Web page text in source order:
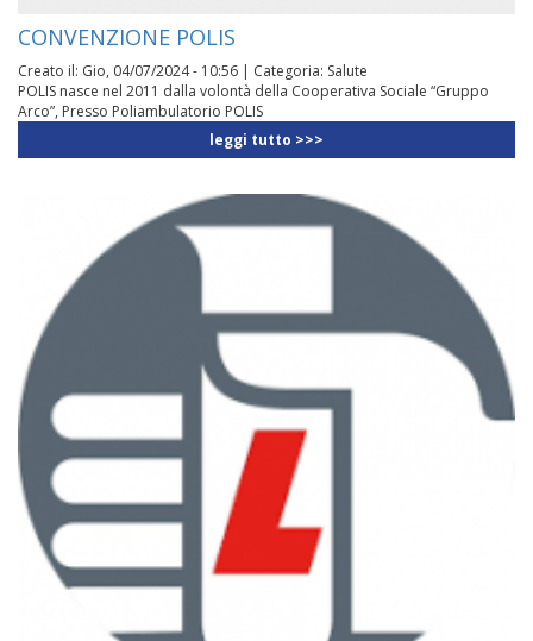
CONVENZIONE POLIS
Creato il: Gio, 04/07/2024 - 10:56 | Categoria: Salute
POLIS nasce nel 2011 dalla volontà della Cooperativa Sociale “Gruppo
Arco”, Presso Poliambulatorio POLIS
leggi tutto >>>